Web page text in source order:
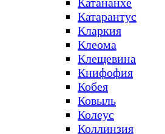
Катарантус
Кларкия
Клеома
Клещевина
Книфофия
Кобея
Ковыль
Колеус
Коллинзия